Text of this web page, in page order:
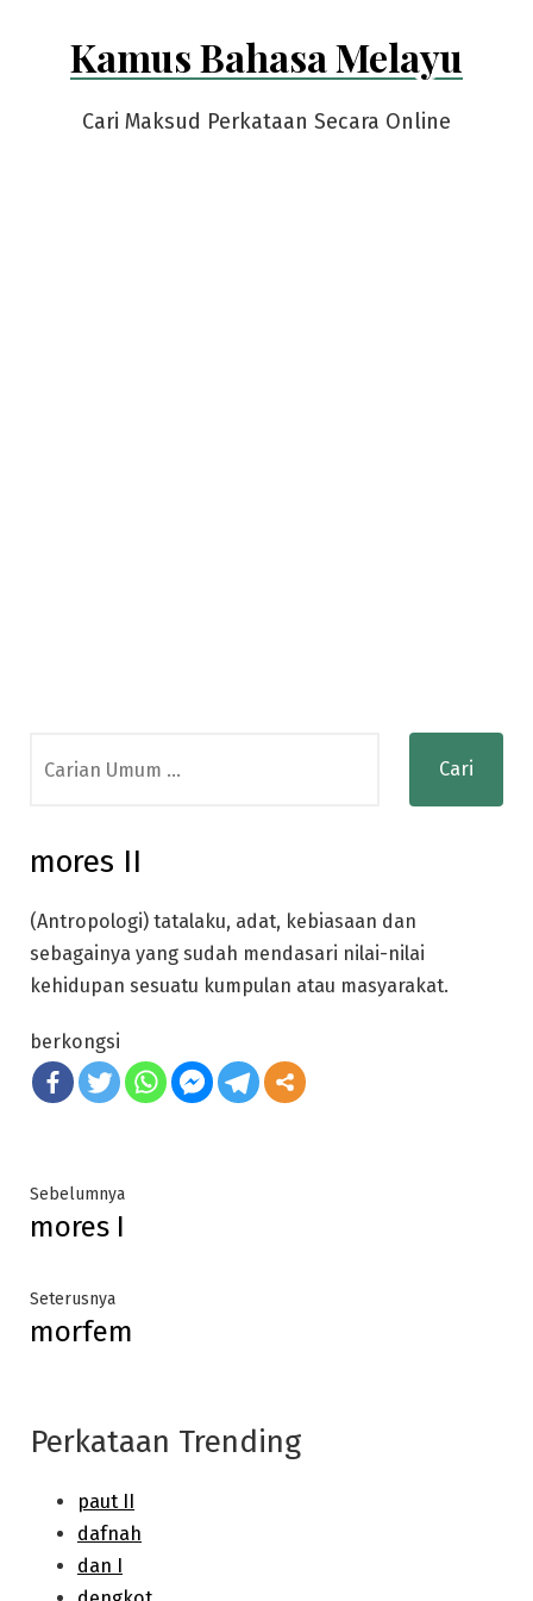
Kamus Bahasa Melayu
Cari Maksud Perkataan Secara Online
for:
mores II
(Antropologi) tatalaku, adat, kebiasaan dan
sebagainya yang sudah mendasari nilai-nilai
kehidupan sesuatu kumpulan atau masyarakat.
berkongsi
Post
navigation
SebelumnyaPrevious
mores I
SeterusnyaNext
post:
morfem
Perkataan Trending